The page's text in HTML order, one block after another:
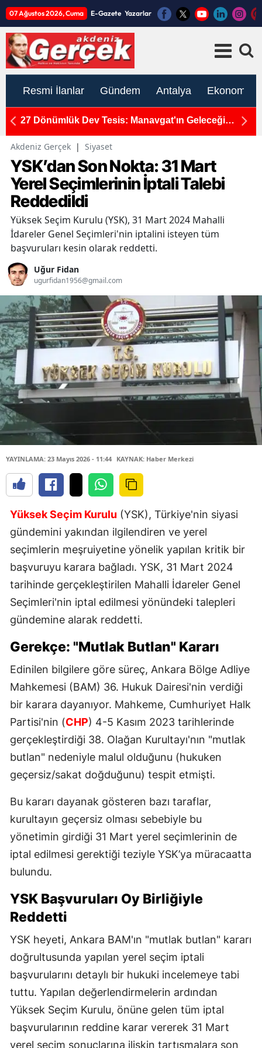
07 Ağustos 2026, Cuma E-Gazete Yazarlar
Resmi İlanlar Gündem Antalya Ekonomi
27 Dönümlük Dev Tesis: Manavgat'ın Geleceği
Akdeniz Gerçek | Siyaset
YSK’dan Son Nokta: 31 Mart
Yerel Seçimlerinin İptali Talebi
Reddedildi
Yüksek Seçim Kurulu (YSK), 31 Mart 2024 Mahalli
İdareler Genel Seçimleri'nin iptalini isteyen tüm
başvuruları kesin olarak reddetti.
Uğur Fidan
ugurfidan1956@gmail.com
YAYINLAMA: 23 Mayıs 2026 - 11:44 KAYNAK: Haber Merkezi
Yüksek Seçim Kurulu (YSK), Türkiye'nin siyasi
gündemini yakından ilgilendiren ve yerel
seçimlerin meşruiyetine yönelik yapılan kritik bir
başvuruyu karara bağladı. YSK, 31 Mart 2024
tarihinde gerçekleştirilen Mahalli İdareler Genel
Seçimleri'nin iptal edilmesi yönündeki talepleri
gündemine alarak reddetti.
Gerekçe: "Mutlak Butlan" Kararı
Edinilen bilgilere göre süreç, Ankara Bölge Adliye
Mahkemesi (BAM) 36. Hukuk Dairesi'nin verdiği
bir karara dayanıyor. Mahkeme, Cumhuriyet Halk
Partisi'nin (CHP) 4-5 Kasım 2023 tarihlerinde
gerçekleştirdiği 38. Olağan Kurultayı'nın "mutlak
butlan" nedeniyle malul olduğunu (hukuken
geçersiz/sakat doğduğunu) tespit etmişti.
Bu kararı dayanak gösteren bazı taraflar,
kurultayın geçersiz olması sebebiyle bu
yönetimin girdiği 31 Mart yerel seçimlerinin de
iptal edilmesi gerektiği teziyle YSK’ya müracaatta
bulundu.
YSK Başvuruları Oy Birliğiyle
Reddetti
YSK heyeti, Ankara BAM'ın "mutlak butlan" kararı
doğrultusunda yapılan yerel seçim iptali
başvurularını detaylı bir hukuki incelemeye tabi
tuttu. Yapılan değerlendirmelerin ardından
Yüksek Seçim Kurulu, önüne gelen tüm iptal
başvurularının reddine karar vererek 31 Mart
yerel seçim sonuçlarına ilişkin tartışmalara son